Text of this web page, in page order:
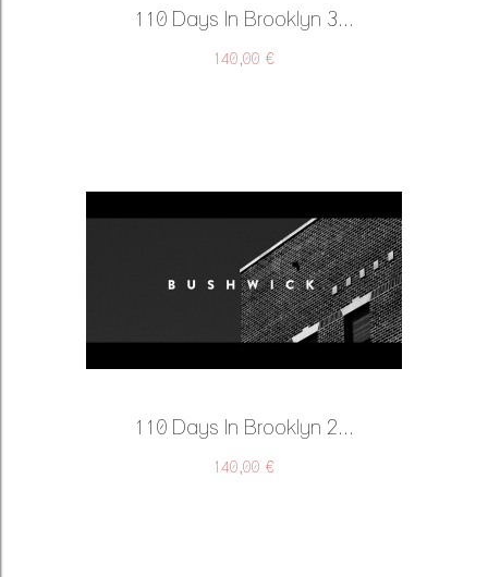
110 Days In Brooklyn 3...
140,00 €
110 Days In Brooklyn 2...
140,00 €